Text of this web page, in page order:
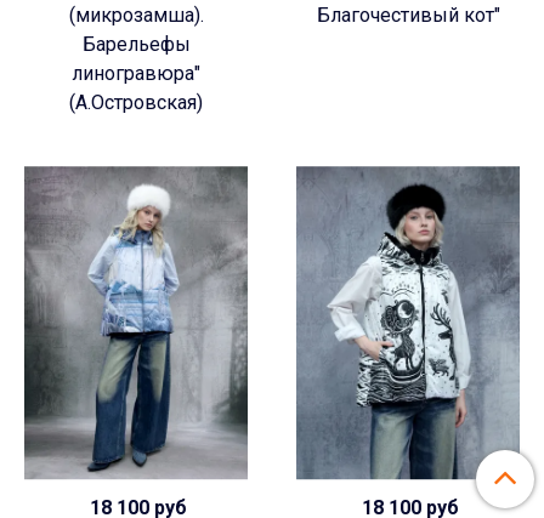
(микрозамша).
Барельефы
линогравюра"
(А.Островская)
Благочестивый кот"
18 100 руб 18 100 руб